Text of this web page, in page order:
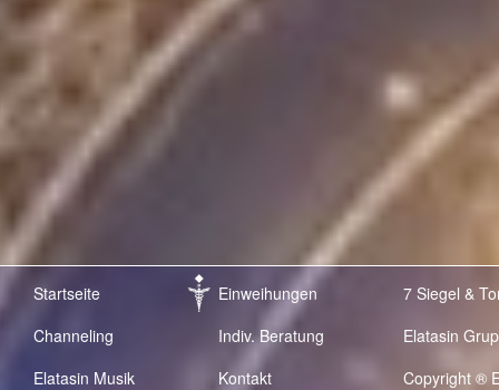
Startseite Einweihungen
7 Siegel &
Channeling
Indiv. Beratung
Elatasin
Elatasin Musik
Kontakt Copyright ®